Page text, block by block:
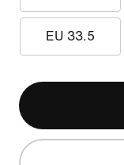
EU 33.5